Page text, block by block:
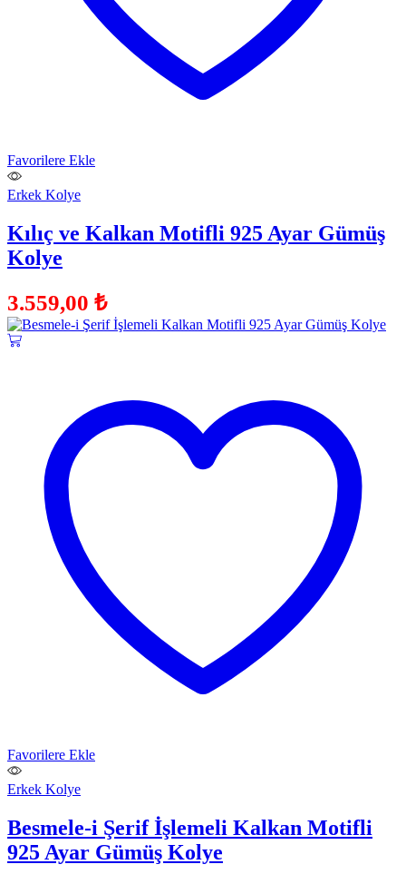
Favorilere Ekle
Erkek Kolye
Kılıç ve Kalkan Motifli 925 Ayar Gümüş
Kolye
3.559,00 ₺
Favorilere Ekle
Erkek Kolye
Besmele-i Şerif İşlemeli Kalkan Motifli
925 Ayar Gümüş Kolye